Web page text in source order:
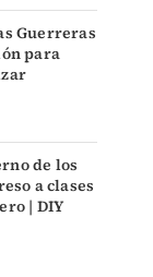
Guerreras
para
de los
a clases
| DIY